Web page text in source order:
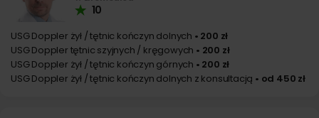
10
USG Doppler żył / tętnic kończyn dolnych • 200 zł
USG Doppler tętnic szyjnych / kręgowych • 200 zł
USG Doppler żył / tętnic kończyn górnych • 200 zł
USG Doppler żył / tętnic kończyn dolnych z konsultacją • od 450 zł